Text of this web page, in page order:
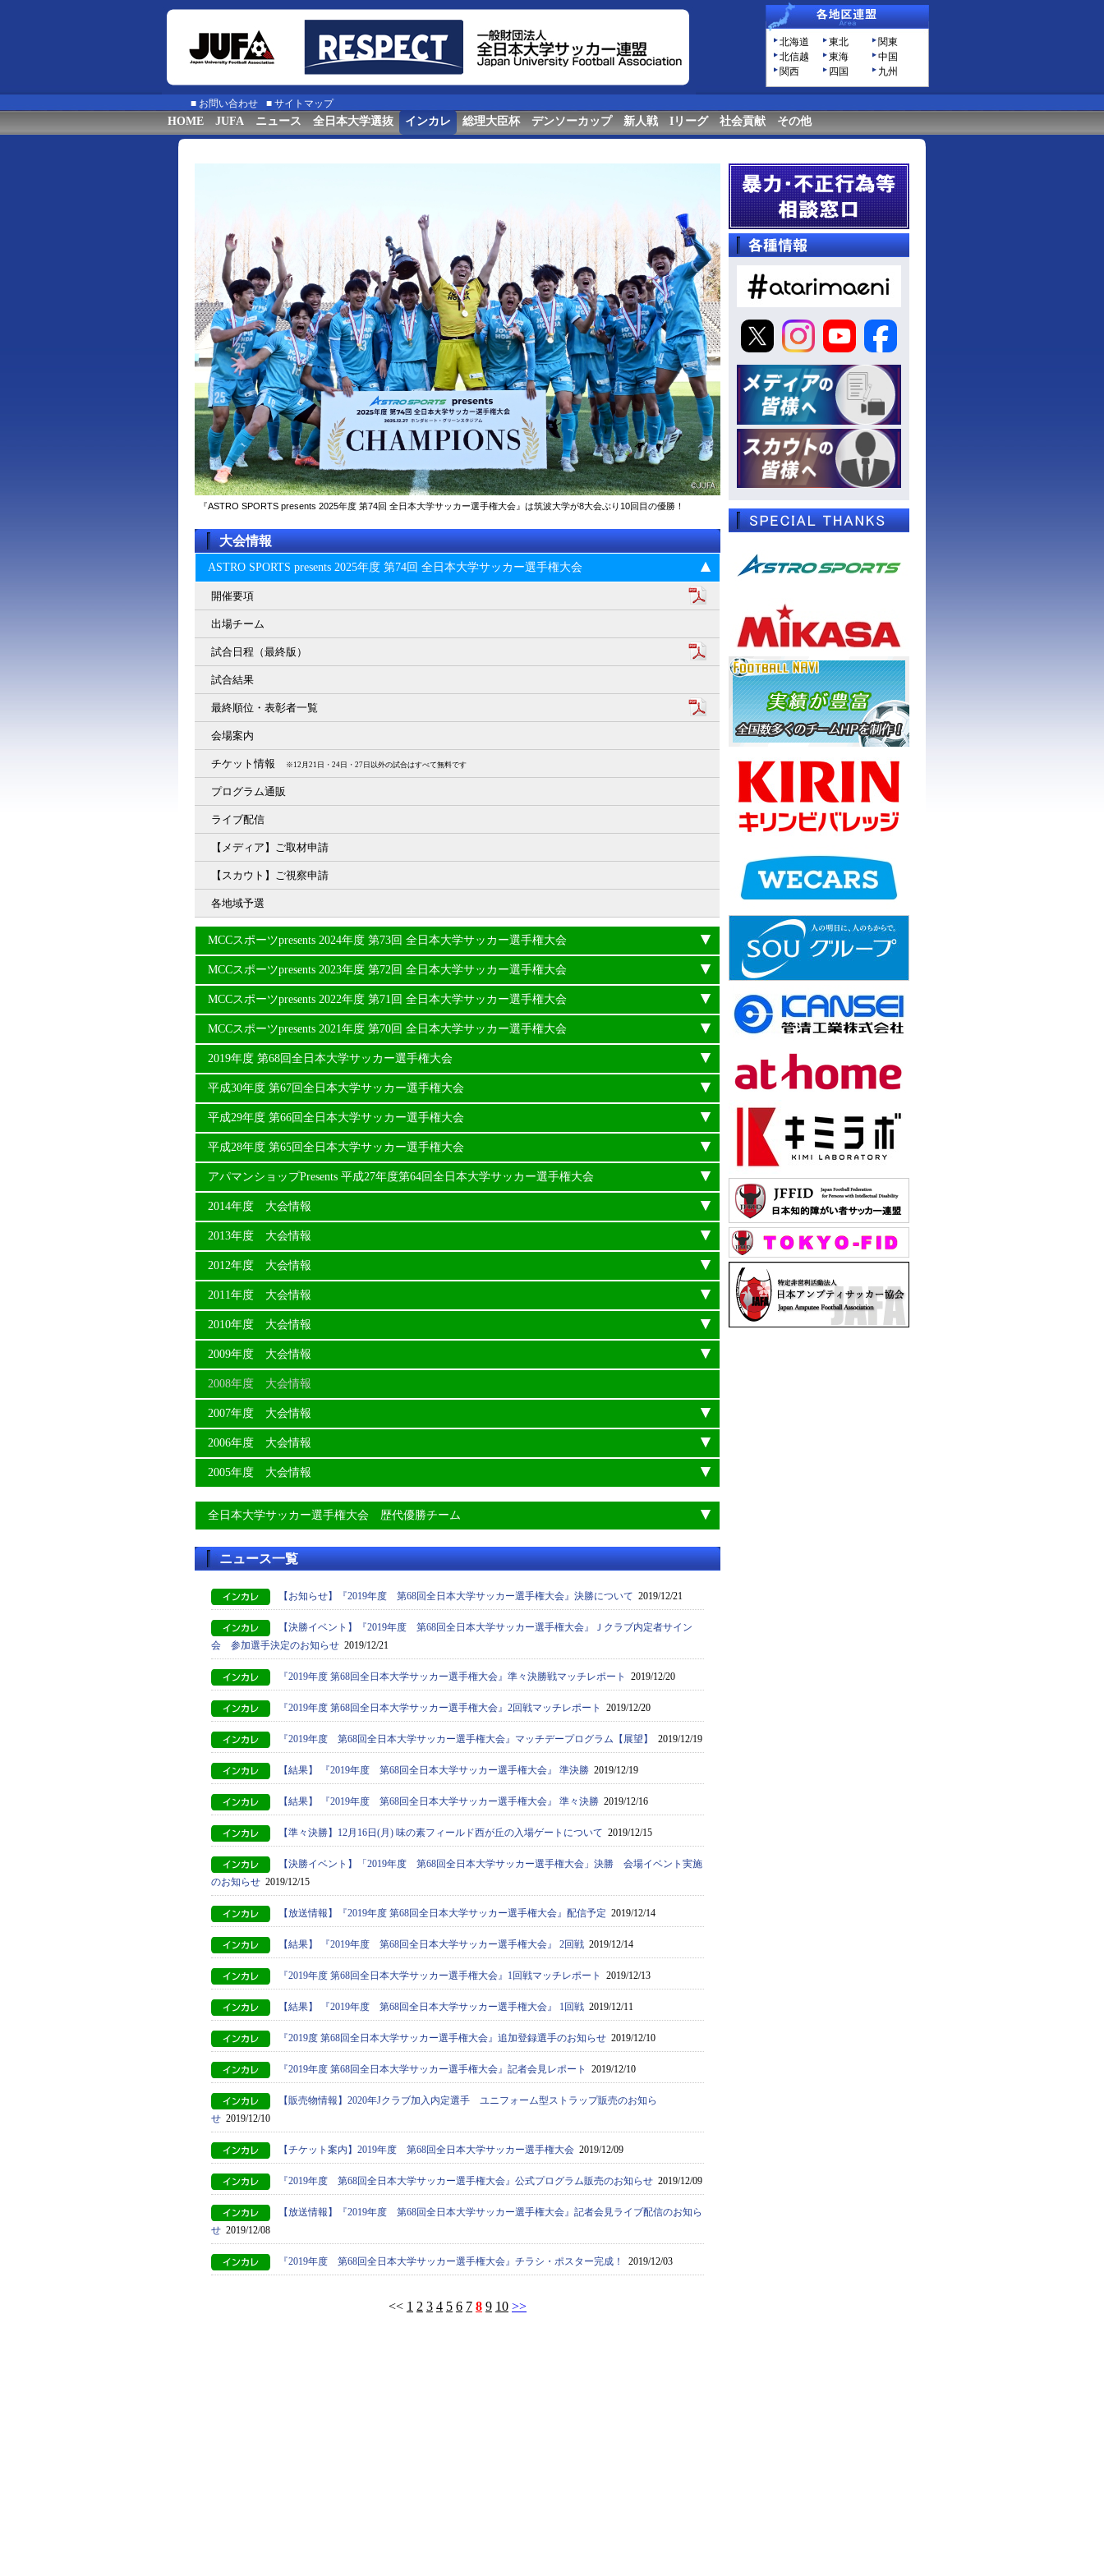
北海道 東北
関東
北信越
東海
中国
関西
四国 九州
■ お問い合わせ ■ サイトマップ
HOME JUFA ニュース 全日本大学選抜 インカレ 総理大臣杯 デンソーカップ 新人戦 Iリーグ 社会貢献 その他
『ASTRO SPORTS presents 2025年度 第74回 全⽇本⼤学サッカー選⼿権⼤会』は筑波大学が8大会ぶり10回目の優勝！
大会情報
ASTRO SPORTS presents 2025年度 第74回 全⽇本⼤学サッカー選⼿権⼤会
開催要項
出場チーム
試合日程（最終版）
試合結果
最終順位・表彰者一覧
会場案内
チケット情報 ※12月21日・24日・27日以外の試合はすべて無料です
プログラム通販
ライブ配信
【メディア】ご取材申請
【スカウト】ご視察申請
各地域予選
MCCスポーツpresents 2024年度 第73回 全日本大学サッカー選手権大会
MCCスポーツpresents 2023年度 第72回 全日本大学サッカー選手権大会
MCCスポーツpresents 2022年度 第71回 全日本大学サッカー選手権大会
MCCスポーツpresents 2021年度 第70回 全日本大学サッカー選手権大会
2019年度 第68回全日本大学サッカー選手権大会
平成30年度 第67回全日本大学サッカー選手権大会
平成29年度 第66回全日本大学サッカー選手権大会
平成28年度 第65回全日本大学サッカー選手権大会
アパマンショップPresents 平成27年度第64回全日本大学サッカー選手権大会
2014年度 大会情報
2013年度 大会情報
2012年度 大会情報
2011年度 大会情報
2010年度 大会情報
2009年度 大会情報
2008年度 大会情報
2007年度 大会情報
2006年度 大会情報
2005年度 大会情報
全日本大学サッカー選手権大会 歴代優勝チーム
ニュース一覧
【お知らせ】『2019年度 第68回全日本大学サッカー選手権大会』決勝について 2019/12/21
【決勝イベント】『2019年度 第68回全日本大学サッカー選手権大会』Ｊクラブ内定者サイン
会 参加選手決定のお知らせ 2019/12/21
『2019年度 第68回全日本大学サッカー選手権大会』準々決勝戦マッチレポート 2019/12/20
『2019年度 第68回全日本大学サッカー選手権大会』2回戦マッチレポート 2019/12/20
『2019年度 第68回全日本大学サッカー選手権大会』マッチデープログラム【展望】 2019/12/19
【結果】 『2019年度 第68回全日本大学サッカー選手権大会』 準決勝 2019/12/19
【結果】 『2019年度 第68回全日本大学サッカー選手権大会』 準々決勝 2019/12/16
【準々決勝】12月16日(月) 味の素フィールド西が丘の入場ゲートについて 2019/12/15
【決勝イベント】「2019年度 第68回全日本大学サッカー選手権大会」決勝 会場イベント実施
のお知らせ 2019/12/15
【放送情報】『2019年度 第68回全日本大学サッカー選手権大会』配信予定 2019/12/14
【結果】 『2019年度 第68回全日本大学サッカー選手権大会』 2回戦 2019/12/14
『2019年度 第68回全日本大学サッカー選手権大会』1回戦マッチレポート 2019/12/13
【結果】 『2019年度 第68回全日本大学サッカー選手権大会』 1回戦 2019/12/11
『2019度 第68回全日本大学サッカー選手権大会』追加登録選手のお知らせ 2019/12/10
『2019年度 第68回全日本大学サッカー選手権大会』記者会見レポート 2019/12/10
【販売物情報】2020年Jクラブ加入内定選手 ユニフォーム型ストラップ販売のお知ら
せ 2019/12/10
【チケット案内】2019年度 第68回全日本大学サッカー選手権大会 2019/12/09
『2019年度 第68回全日本大学サッカー選手権大会』公式プログラム販売のお知らせ 2019/12/09
【放送情報】『2019年度 第68回全日本大学サッカー選手権大会』記者会見ライブ配信のお知ら
せ 2019/12/08
『2019年度 第68回全日本大学サッカー選手権大会』チラシ・ポスター完成！ 2019/12/03
<< 1 2 3 4 5 6 7 8 9 10 >>